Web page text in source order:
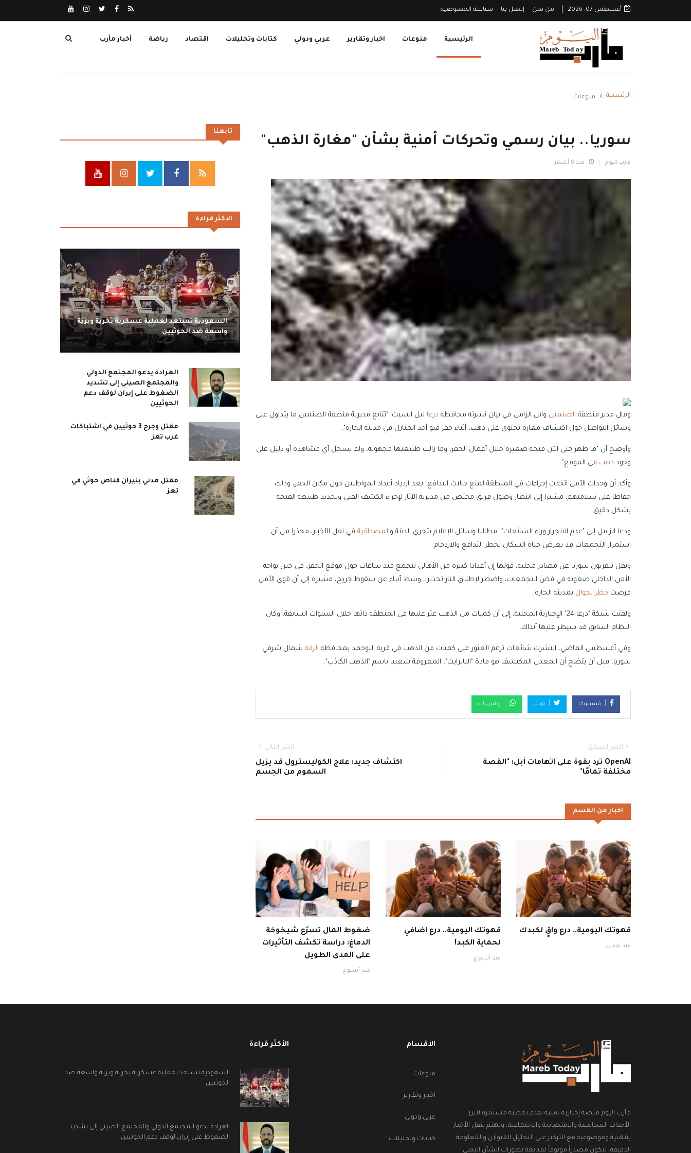
أغسطس 07, 2026 من نحن إتصل بنا سياسة الخصوصية
الرئيسية منوعات اخبار وتقارير عربي ودولي كتابات وتحليلات اقتصاد رياضة أخبار مأرب
الرئيسية منوعات
سوريا.. بيان رسمي وتحركات أمنية بشأن "مغارة الذهب"
مارب اليوم منذ 8 أشهر
وقال مدير منطقة الصنمين وائل الزامل في بيان نشرته محافظة درعا ليل السبت: "تتابع مديرية منطقة الصنمين ما يتداول على
وسائل التواصل حول اكتشاف مغارة تحتوي على ذهب، أثناء حفر قبو أحد المنازل في مدينة الحارة".
وأوضح أن "ما ظهر حتى الآن فتحة صغيرة خلال أعمال الحفر، وما زالت طبيعتها مجهولة، ولم تسجل أي مشاهدة أو دليل على
وجود ذهب في الموقع".
وأكد أن وحدات الأمن اتخذت إجراءات في المنطقة لمنع حالات التدافع، بعد ازدياد أعداد المواطنين حول مكان الحفر، وذلك
حفاظا على سلامتهم، مشيرا إلى انتظار وصول فريق مختص من مديرية الآثار لإجراء الكشف الفني وتحديد طبيعة الفتحة
بشكل دقيق.
ودعا الزامل إلى "عدم الانجرار وراء الشائعات"، مطالبا وسائل الإعلام بتحري الدقة والمصداقية في نقل الأخبار، محذرا من أن
استمرار التجمعات قد يعرض حياة السكان لخطر التدافع والازدحام.
ونقل تلفزيون سوريا عن مصادر محلية، قولها إن أعدادا كبيرة من الأهالي تتجمع منذ ساعات حول موقع الحفر، في حين يواجه
الأمن الداخلي صعوبة في فض التجمعات، واضطر لإطلاق النار تحذيرا، وسط أنباء عن سقوط جريح، مشيرة إلى أن قوى الأمن
فرضت حظر تجوال بمدينة الحارة.
ولفتت شبكة "درعا 24" الإخبارية المحلية، إلى أن كميات من الذهب عثر عليها في المنطقة ذاتها خلال السنوات السابقة، وكان
النظام السابق قد سيطر عليها آنذاك.
وفي أغسطس الماضي، انتشرت شائعات تزعم العثور على كميات من الذهب في قرية البوحمد بمحافظة الرقة شمال شرقي
سوريا، قبل أن يتضح أن المعدن المكتشف هو مادة "البايرايت"، المعروفة شعبيا باسم "الذهب الكاذب".
فيسبوك تويتر واتس اب
الخبر السابق
OpenAI ترد بقوة على اتهامات أبل: "القصة
مختلفة تمامًا"
الخبر التالي
اكتشاف جديد: علاج الكوليسترول قد يزيل
السموم من الجسم
اخبار من القسم
قهوتك اليومية.. درع واقٍ لكبدك
منذ يومين
قهوتك اليومية.. درع إضافي
لحماية الكبد!
منذ أسبوع
ضغوط المال تسرّع شيخوخة
الدماغ: دراسة تكشف التأثيرات
على المدى الطويل
منذ أسبوع
تابعنا
الاكثر قراءة
السعودية تستعد لعملية عسكرية بحرية وبرية
واسعة ضد الحوثيين
العرادة يدعو المجتمع الدولي
والمجتمع الصيني إلى تشديد
الضغوط على إيران لوقف دعم
الحوثيين
مقتل وجرح 3 حوثيين في اشتباكات
غرب تعز
مقتل مدني بنيران قناص حوثي في
تعز
مأرب اليوم منصة إخبارية يمنية تقدم تغطية مستمرة لأبرز
الأحداث السياسية والاقتصادية والاجتماعية، وتهتم بنقل الأخبار
بمهنية وموضوعية مع التركيز على التحليل المتوازن والمعلومة
الدقيقة، لتكون مصدراً موثوقاً لمتابعة تطورات الشأن اليمني
الأقسام
منوعات
اخبار وتقارير
عربي ودولي
كتابات وتحليلات
الأكثر قراءة
السعودية تستعد لعملية عسكرية بحرية وبرية واسعة ضد
الحوثيين
العرادة يدعو المجتمع الدولي والمجتمع الصيني إلى تشديد
الضغوط على إيران لوقف دعم الحوثيين